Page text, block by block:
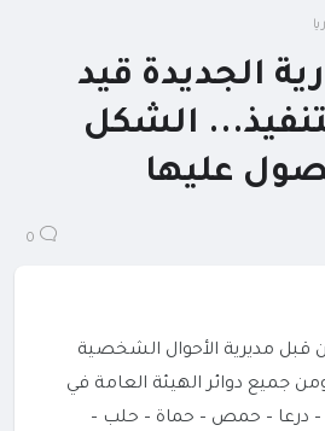
الجديدة قيد
الشكل
عليها
0
مديرية الأحوال الشخصية
جميع دوائر الهيئة العامة في
– حمص – حماة – حلب –